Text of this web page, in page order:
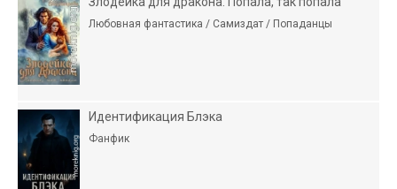
Любовная фантастика / Самиздат / Попаданцы
Идентификация Блэка
Фанфик